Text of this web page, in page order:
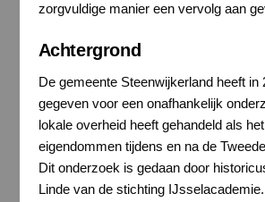
zorgvuldige manier een vervolg aan
Achtergrond
De gemeente Steenwijkerland heeft in
gegeven voor een onafhankelijk
lokale overheid heeft gehandeld als
eigendommen tijdens en na de
Dit onderzoek is gedaan door
Linde van de stichting